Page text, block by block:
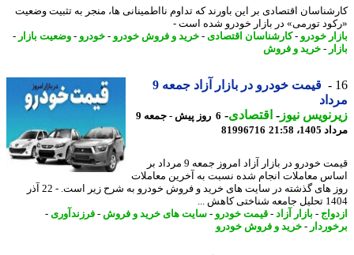
اقتصادی بر این باورند که تداوم نااطمینانی ها، منجر به تثبیت وضعیت
تورمی» در بازار خودرو شده است -
خودرو-کارشناسان اقتصادی-خرید و فروش خودرو-خودرو-وضعیت بازار -
- خرید و فروش
قیمت خودرو در بازار آزاد جمعه 9
نیوز-اقتصادی-
6 روز پیش - جمعه 9
21:58
81996716
قیمت خودرو در بازار آزاد امروز جمعه 9 مرداد بر
معاملات انجام شده نسبت به آخرین معاملات
روز های گذشته در سایت های خرید و فروش خودرو به شرح زیر است. - 22 آذر
کاهش ...
-بازار آزاد - قیمت خودرو-سایت های خرید و فروش -فرزندآوری -
-خرید و فروش خودرو